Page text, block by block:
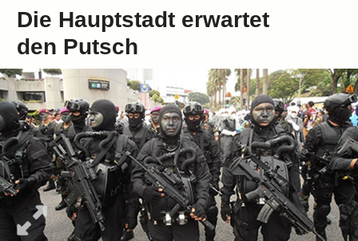
Die Hauptstadt erwartet
den Putsch